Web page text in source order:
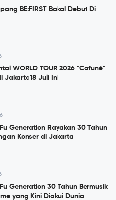
BE:FIRST Bakal Debut Di
WORLD TOUR 2026 "Cafuné"
Jakarta18 Juli Ini
Generation Rayakan 30 Tahun
Konser di Jakarta
Generation 30 Tahun Bermusik
yang Kini Diakui Dunia